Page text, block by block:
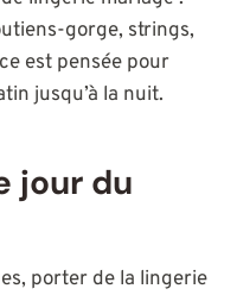
gorge, strings,
est pensée pour
jusqu’à la nuit.
jour du
porter de la lingerie